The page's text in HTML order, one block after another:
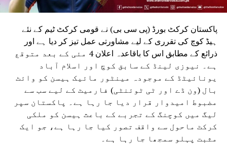
پاکستان کرکٹ بورڈ (پی سی بی) نے قومی کرکٹ ٹیم کے نئے
ہیڈ کوچ کی تقرری کے لیے مشاورتی عمل تیز کر دیا ہے اور
ذرائع کے مطابق اس کا باقاعدہ اعلان 4 مئی کے بعد متوقع
ہے۔ نیوزی لینڈ کے سابق کوچ اور اسلام آباد
یونائیٹڈ کے موجودہ مینٹور مائیک ہیسن کو وائٹ
بال (ون ڈے اور ٹی ٹوئنٹی) فارمیٹ کے لیے سب سے
مضبوط امیدوار قرار دیا جا رہا ہے۔ پاکستان سپر
لیگ میں کوچنگ کے تجربے کے باعث ہیسن کو ملکی
کرکٹ ماحول سے واقف تصور کیا جا رہا ہے، جو ایک
مثبت پہلو سمجھا جا رہا ہے۔